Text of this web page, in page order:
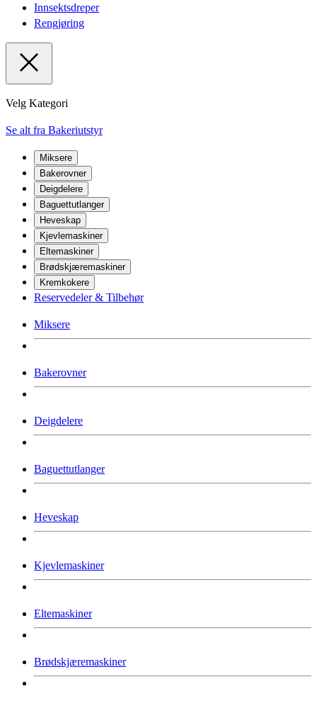
Innsektsdreper
Rengjøring
Velg Kategori
Se alt fra Bakeriutstyr
Miksere
Bakerovner
Deigdelere
Baguettutlanger
Heveskap
Kjevlemaskiner
Eltemaskiner
Brødskjæremaskiner
Kremkokere
Reservedeler & Tilbehør
Miksere
Bakerovner
Deigdelere
Baguettutlanger
Heveskap
Kjevlemaskiner
Eltemaskiner
Brødskjæremaskiner